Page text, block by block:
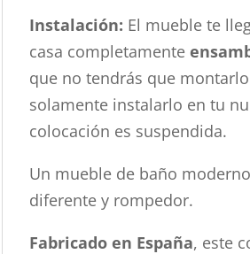
Instalación: El mueble te
casa completamente
que no tendrás que
solamente instalarlo en tu
colocación es suspendida.
Un mueble de baño
diferente y rompedor.
Fabricado en España, este